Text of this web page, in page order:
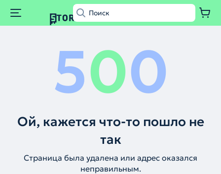
500
Ой, кажется что-то пошло не
так
Страница была удалена или адрес оказался
неправильным.